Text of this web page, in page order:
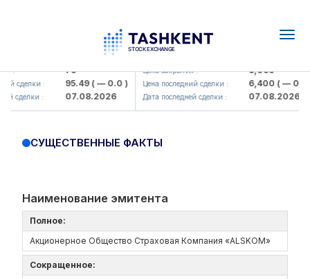
: 79
сделки : 95.49( — 0.0 )
сделки : 07.08.2026
UZMK (<O'zmetkombinat> AJ)
Цена закрытия : 6,099
Цена последний сделки : 6,400( — 0.0 )
Дата последней сделки : 07.08.2026
СУЩЕСТВЕННЫЕ ФАКТЫ
Наименование эмитента
Полное:
Акционерное Общество Страховая Компания «ALSKOM»
Сокращенное: